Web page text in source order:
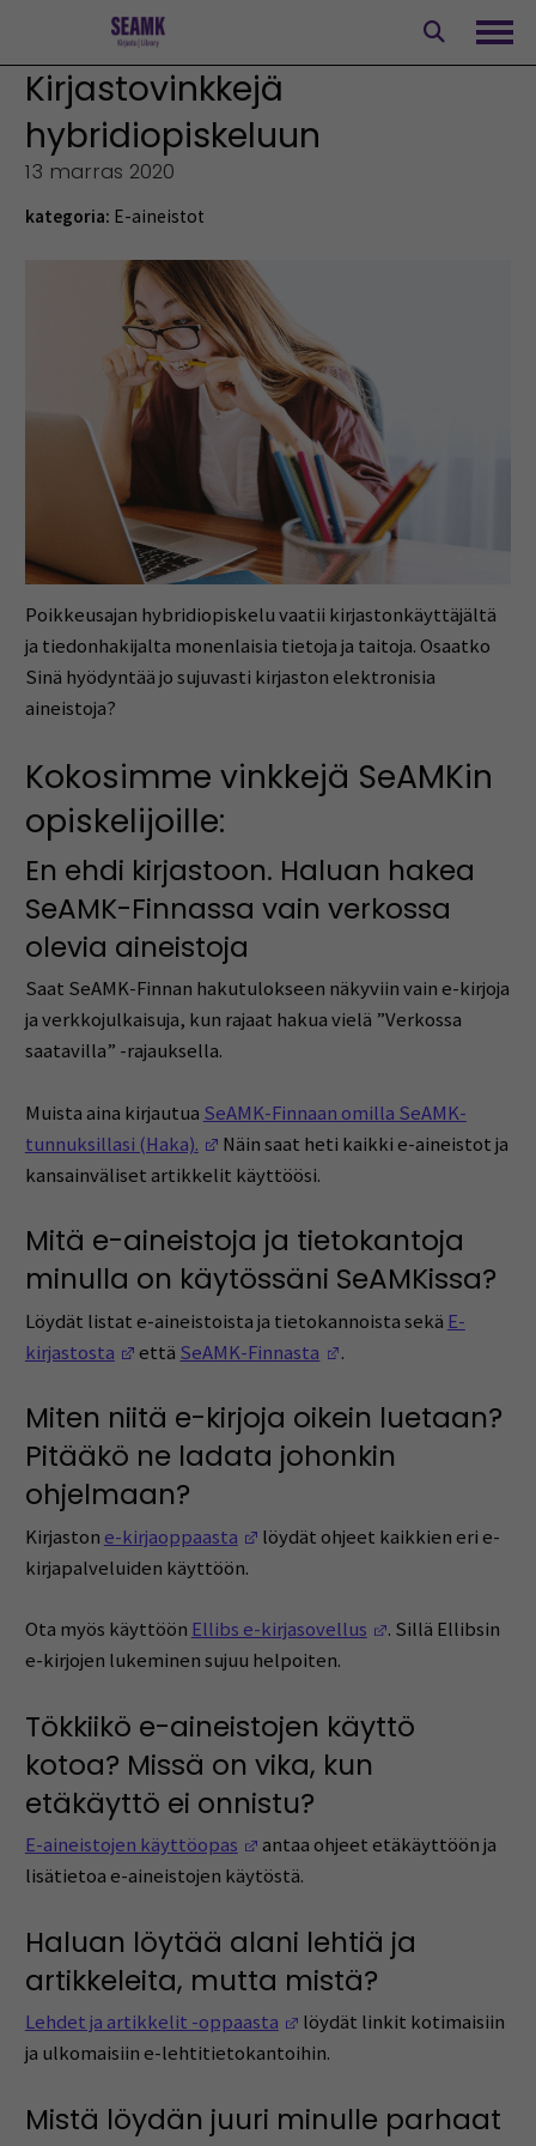
Kirjastovinkkejä
hybridiopiskeluun
13 marras 2020
kategoria: E-aineistot
Poikkeusajan hybridiopiskelu vaatii kirjastonkäyttäjältä
ja tiedonhakijalta monenlaisia tietoja ja taitoja. Osaatko
Sinä hyödyntää jo sujuvasti kirjaston elektronisia
aineistoja?
Kokosimme vinkkejä SeAMKin
opiskelijoille:
En ehdi kirjastoon. Haluan hakea
SeAMK-Finnassa vain verkossa
olevia aineistoja
Saat SeAMK-Finnan hakutulokseen näkyviin vain e-kirjoja
ja verkkojulkaisuja, kun rajaat hakua vielä ”Verkossa
saatavilla” -rajauksella.
Muista aina kirjautua SeAMK-Finnaan omilla SeAMK-
tunnuksillasi (Haka).
(Opens in a new window)
Näin saat heti kaikki e-aineistot ja
kansainväliset artikkelit käyttöösi.
Mitä e-aineistoja ja tietokantoja
minulla on käytössäni SeAMKissa?
Löydät listat e-aineistoista ja tietokannoista sekä E-
kirjastosta
(Opens in a new window)
että SeAMK-Finnasta (Opens in a new
.
Miten niitä e-kirjoja oikein luetaan?
Pitääkö ne ladata johonkin
ohjelmaan?
Kirjaston e-kirjaoppaasta (Opens in a new window)
löydät ohjeet kaikkien eri e-
kirjapalveluiden käyttöön.
Ota myös käyttöön Ellibs e-kirjasovellus (Opens in a new
. Sillä Ellibsin
e-kirjojen lukeminen sujuu helpoiten.
Tökkiikö e-aineistojen käyttö
kotoa? Missä on vika, kun
etäkäyttö ei onnistu?
E-aineistojen käyttöopas (Opens in a new window)
antaa ohjeet etäkäyttöön ja
lisätietoa e-aineistojen käytöstä.
Haluan löytää alani lehtiä ja
artikkeleita, mutta mistä?
Lehdet ja artikkelit -oppaasta (Opens in a new window)
löydät linkit kotimaisiin
ja ulkomaisiin e-lehtitietokantoihin.
Mistä löydän juuri minulle parhaat